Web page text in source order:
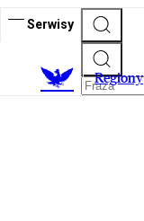
Serwisy
Regiony